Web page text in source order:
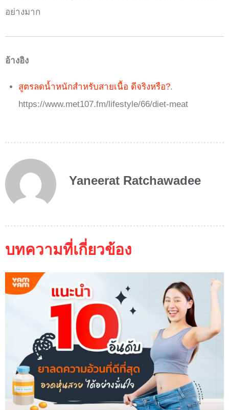
อย่างมาก
อ้างอิง
สูตรลดน้ำหนักสำหรับสายเนื้อ ดีจริงหรือ?.
https://www.met107.fm/lifestyle/66/diet-meat
Yaneerat Ratchawadee
บทความที่เกี่ยวข้อง